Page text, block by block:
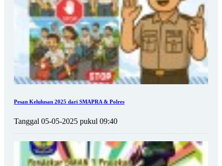
Pesan Kelulusan 2025 dari SMAPRA & Polres
Tanggal 05-05-2025 pukul 09:40